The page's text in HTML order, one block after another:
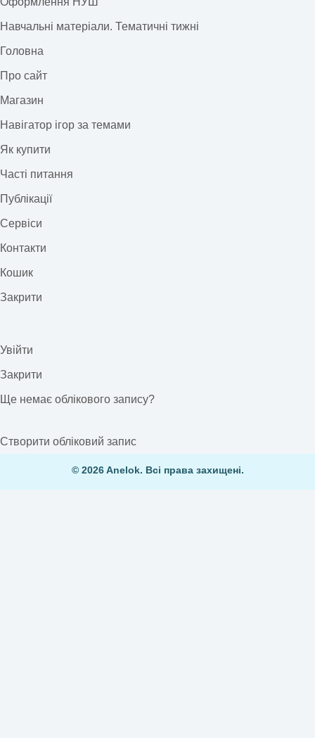
Навчальні матеріали. Тематичні тижні
Головна
Про сайт
Магазин
Навігатор ігор за темами
Як купити
Часті питання
Публікації
Сервіси
Контакти
Кошик
Закрити
Увійти
Закрити
Ще немає облікового запису?
Створити обліковий запис
© 2026 Anelok. Всі права захищені.